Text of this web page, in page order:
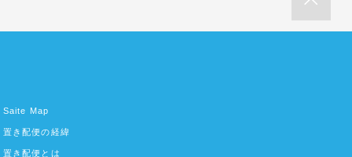
Saite Map
置き配便の経緯
置き配便とは